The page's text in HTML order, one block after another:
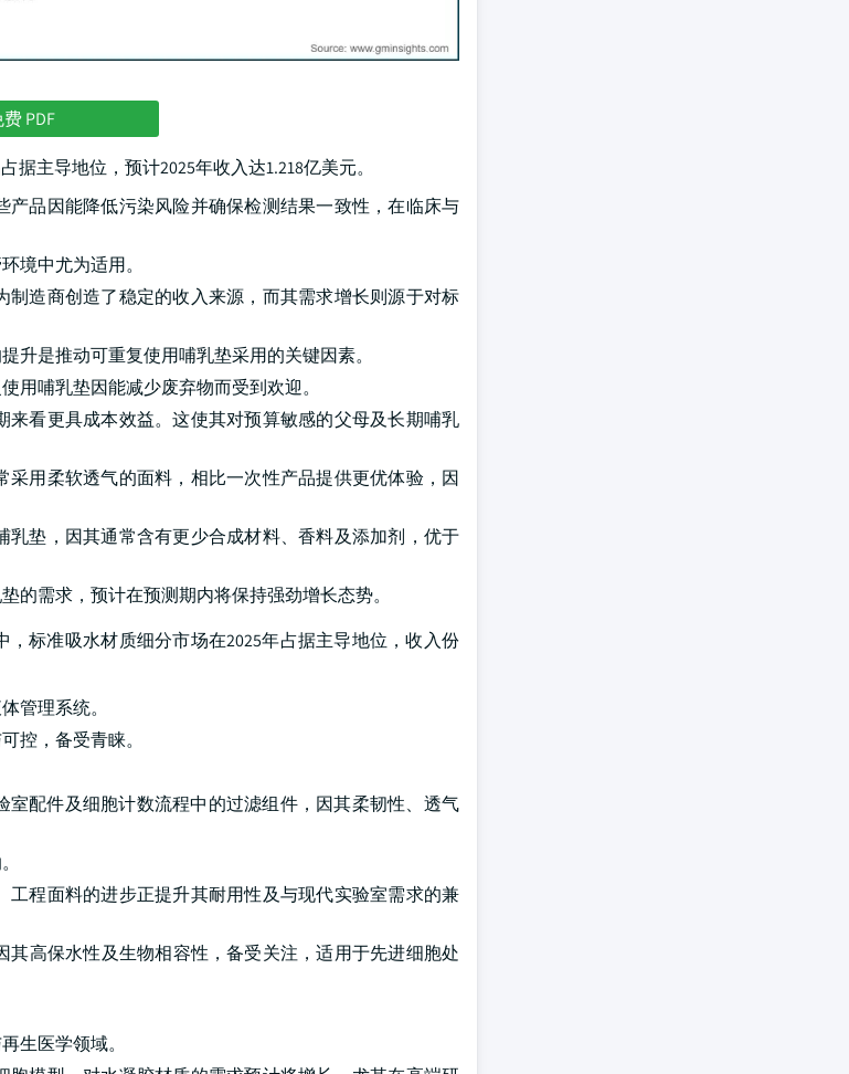
PDF
主导地位，预计2025年收入达1.218亿美元。
品因能降低污染风险并确保检测结果一致性，在临床与
境中尤为适用。
造商创造了稳定的收入来源，而其需求增长则源于对标
升是推动可重复使用哺乳垫采用的关键因素。
用哺乳垫因能减少废弃物而受到欢迎。
看更具成本效益。这使其对预算敏感的父母及长期哺乳
用柔软透气的面料，相比一次性产品提供更优体验，因
垫，因其通常含有更少合成材料、香料及添加剂，优于
的需求，预计在预测期内将保持强劲增长态势。
标准吸水材质细分市场在2025年占据主导地位，收入份
管理系统。
控，备受青睐。
配件及细胞计数流程中的过滤组件，因其柔韧性、透气
程面料的进步正提升其耐用性及与现代实验室需求的兼
高保水性及生物相容性，备受关注，适用于先进细胞处
生医学领域。